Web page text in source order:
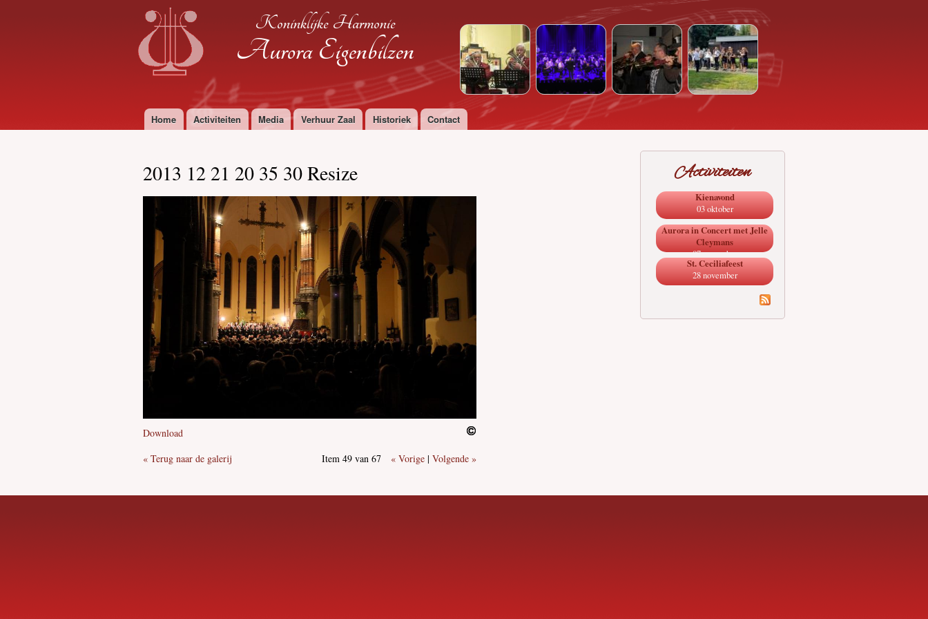
inhoud
gaan
Koninklijke Harmonie
Aurora Eigenbilzen
Hoofdmenu
Home Activiteiten Media Verhuur Zaal Historiek Contact
2013 12 21 20 35 30 Resize
Download
« Terug naar de galerij
Item 49 van 67 « Vorige | Volgende »
Activiteiten
Kienavond
03 oktober
Aurora in Concert met Jelle
Cleymans
07 november
St. Ceciliafeest
28 november